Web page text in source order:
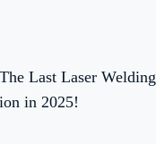
Last Laser Welding
in 2025!